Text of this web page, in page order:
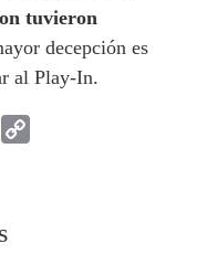
tuvieron
decepción es
al Play-In.
WhatsApp